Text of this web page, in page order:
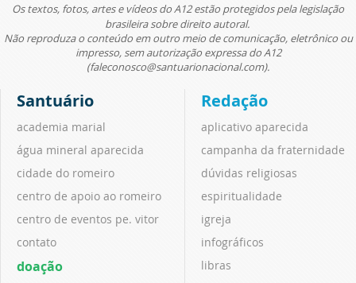
Os textos, fotos, artes e vídeos do A12 estão protegidos pela legislação
brasileira sobre direito autoral.
Não reproduza o conteúdo em outro meio de comunicação, eletrônico ou
impresso, sem autorização expressa do A12
(faleconosco@santuarionacional.com).
Santuário
academia marial
água mineral aparecida
cidade do romeiro
centro de apoio ao romeiro
centro de eventos pe. vitor
contato
doação
Redação
aplicativo aparecida
campanha da fraternidade
dúvidas religiosas
espiritualidade
igreja
infográficos
libras